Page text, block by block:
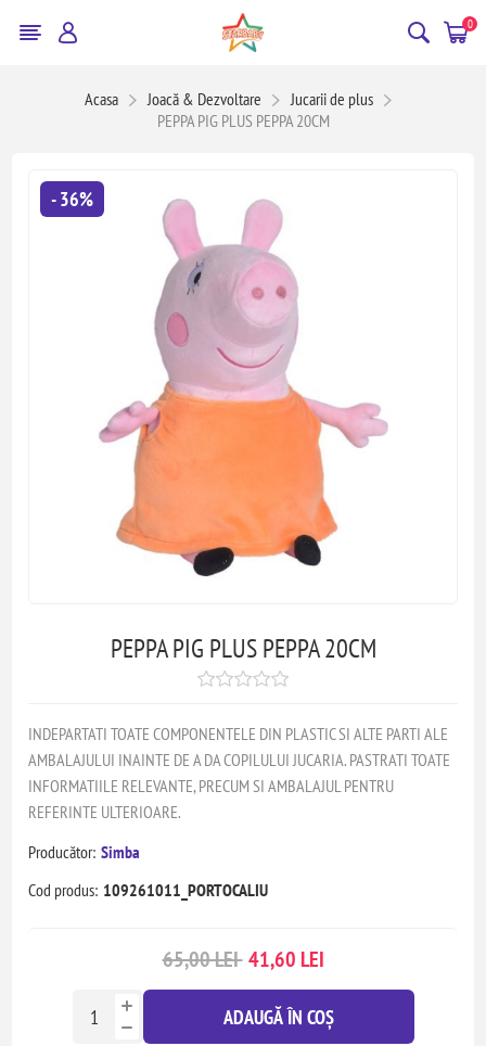
0
Acasa Joacă & Dezvoltare
Jucarii de plus
PEPPA PIG PLUS PEPPA 20CM
- 36%
PEPPA PIG PLUS PEPPA 20CM
INDEPARTATI TOATE COMPONENTELE DIN PLASTIC SI ALTE PARTI ALE
AMBALAJULUI INAINTE DE A DA COPILULUI JUCARIA. PASTRATI TOATE
INFORMATIILE RELEVANTE, PRECUM SI AMBALAJUL PENTRU
REFERINTE ULTERIOARE.
Producător: Simba
Cod produs: 109261011_PORTOCALIU
65,00 LEI 41,60 LEI
ADAUGĂ ÎN COȘ